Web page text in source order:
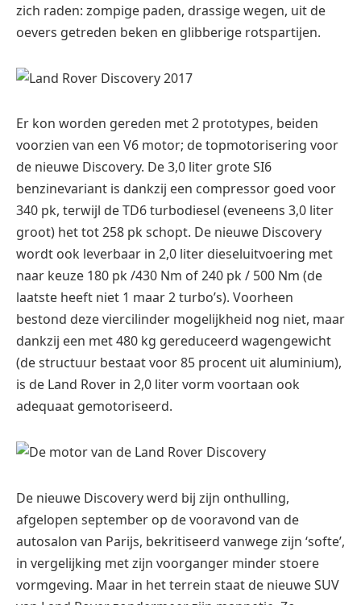
zich raden: zompige paden, drassige wegen, uit de
oevers getreden beken en glibberige rotspartijen.
Er kon worden gereden met 2 prototypes, beiden
voorzien van een V6 motor; de topmotorisering voor
de nieuwe Discovery. De 3,0 liter grote SI6
benzinevariant is dankzij een compressor goed voor
340 pk, terwijl de TD6 turbodiesel (eveneens 3,0 liter
groot) het tot 258 pk schopt. De nieuwe Discovery
wordt ook leverbaar in 2,0 liter dieseluitvoering met
naar keuze 180 pk /430 Nm of 240 pk / 500 Nm (de
laatste heeft niet 1 maar 2 turbo’s). Voorheen
bestond deze viercilinder mogelijkheid nog niet, maar
dankzij een met 480 kg gereduceerd wagengewicht
(de structuur bestaat voor 85 procent uit aluminium),
is de Land Rover in 2,0 liter vorm voortaan ook
adequaat gemotoriseerd.
De nieuwe Discovery werd bij zijn onthulling,
afgelopen september op de vooravond van de
autosalon van Parijs, bekritiseerd vanwege zijn ‘softe’,
in vergelijking met zijn voorganger minder stoere
vormgeving. Maar in het terrein staat de nieuwe SUV